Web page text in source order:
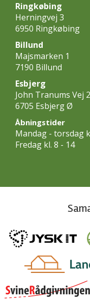
Ringkøbing
Herningvej 3
6950 Ringkøbing
Billund
Majsmarken 1
7190 Billund
Esbjerg
John Tranums Vej
6705 Esbjerg Ø
Åbningstider
Mandag - torsdag
Fredag kl. 8 - 14